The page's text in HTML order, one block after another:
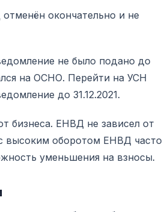
окончательно и не
не было подано до
на ОСНО. Перейти на УСН
до 31.12.2021.
бизнеса. ЕНВД не зависел от
высоким оборотом ЕНВД часто
уменьшения на взносы.